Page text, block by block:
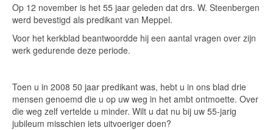
Op 12 november is het 55 jaar geleden dat drs. W. Steenbergen
werd bevestigd als predikant van Meppel.
Voor het kerkblad beantwoordde hij een aantal vragen over zijn
werk gedurende deze periode.
Toen u in 2008 50 jaar predikant was, hebt u in ons blad drie
mensen genoemd die u op uw weg in het ambt ontmoette. Over
die weg zelf vertelde u minder. Wilt u dat nu bij uw 55-jarig
jubileum misschien iets uitvoeriger doen?